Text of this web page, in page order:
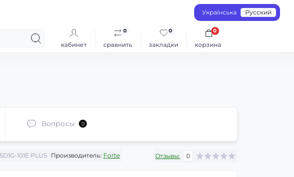
Українська Русский
кабинет сравнить
0
закладки
0
корзина
0
Вопросы 0
101E PLUS Производитель: Forte Отзывы: 0